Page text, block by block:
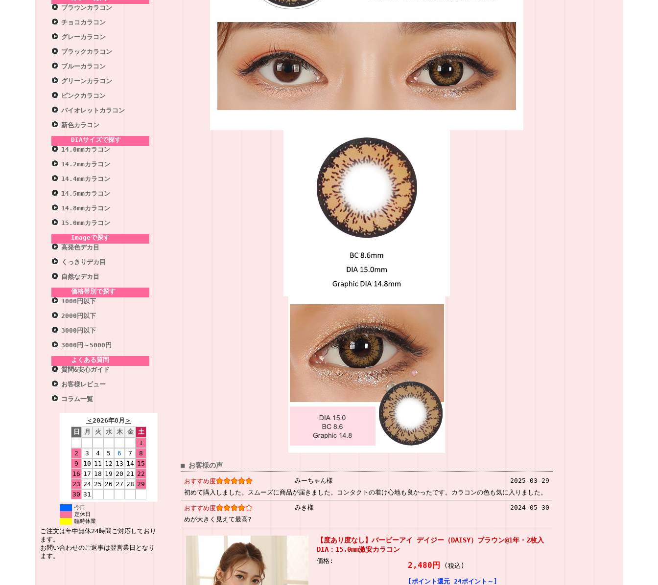
ブラウンカラコン
チョコカラコン
グレーカラコン
ブラックカラコン
ブルーカラコン
グリーンカラコン
ピンクカラコン
バイオレットカラコン
新色カラコン
DIAサイズで探す
14.0mmカラコン
14.2mmカラコン
14.4mmカラコン
14.5mmカラコン
14.8mmカラコン
15.0mmカラコン
Imageで探す
高発色デカ目
くっきりデカ目
自然なデカ目
価格帯別で探す
1000円以下
2000円以下
3000円以下
3000円～5000円
よくある質問
質問&安心ガイド
お客様レビュー
コラム一覧
＜2026年8月 ＞
日
月 火 水 木 金
土
1
2
3 4 5 6 7
8
9
10 11 12 13 14 15
16 17 18 19 20 21 22
23 24 25 26 27 28 29
30 31
今日
定休日
臨時休業
ご注文は年中無休24時間ご対応しており
ます。
お問い合わせのご返事は翌営業日となり
ます。
■ お客様の声
おすすめ度 みーちゃん様
2025-03-29
初めて購入しました。スムーズに商品が届きました。コンタクトの着け心地も良かったです。カラコンの色も気に入りました。
おすすめ度 みき様
2024-05-30
めが大きく見えて最高?
【度あり度なし】バービーアイ デイジー（DAISY）ブラウン@1年・2枚入
DIA：15.0mm激安カラコン
価格: 2,480円 (税込)
[ポイント還元 24ポイント～]